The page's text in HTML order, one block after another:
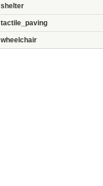
shelter
tactile_paving
wheelchair